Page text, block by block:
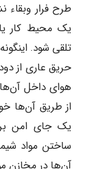
طرح فرار
یک محیط کار یا
تلقی شود.
حریق عاری از
هوای داخل آن‌ها
از طریق آن‌ها
یک جای امن
ساختن مواد